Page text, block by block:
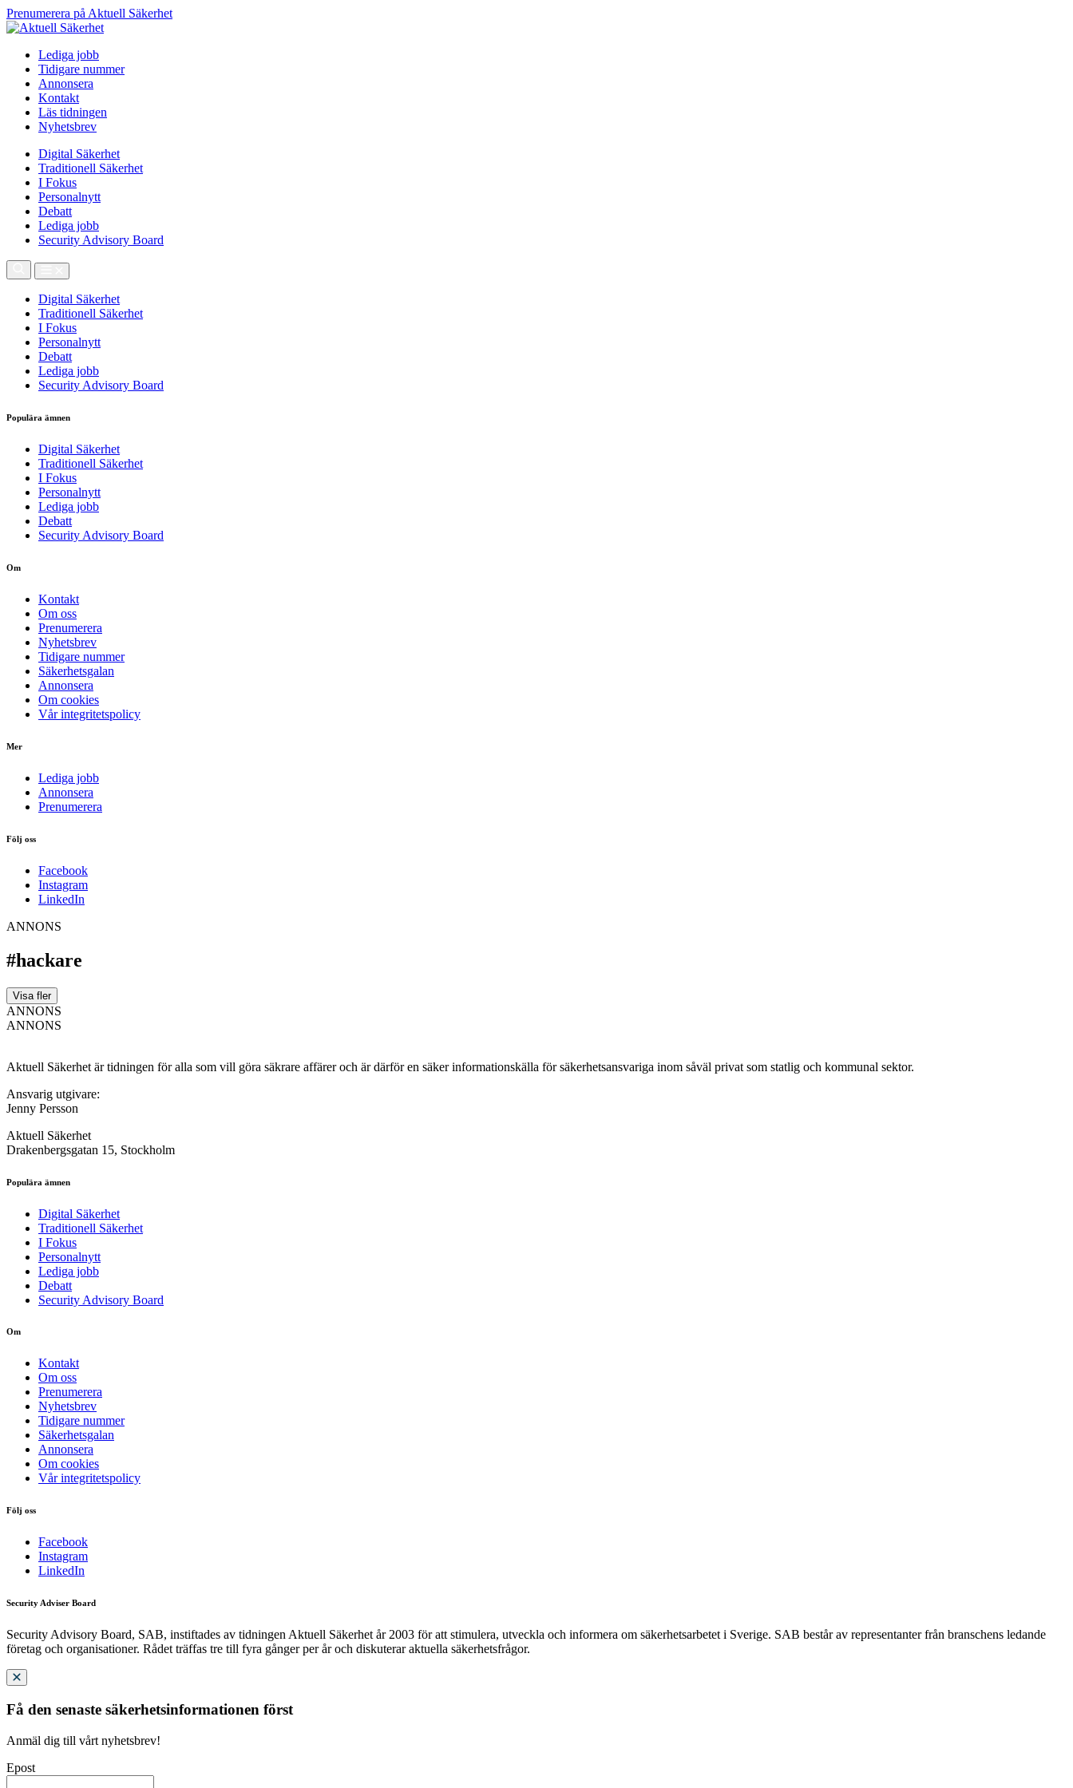
Prenumerera på Aktuell Säkerhet
Lediga jobb
Tidigare nummer
Annonsera
Kontakt
Läs tidningen
Nyhetsbrev
Digital Säkerhet
Traditionell Säkerhet
I Fokus
Personalnytt
Debatt
Lediga jobb
Security Advisory Board
Digital Säkerhet
Traditionell Säkerhet
I Fokus
Personalnytt
Debatt
Lediga jobb
Security Advisory Board
Populära ämnen
Digital Säkerhet
Traditionell Säkerhet
I Fokus
Personalnytt
Lediga jobb
Debatt
Security Advisory Board
Om
Kontakt
Om oss
Prenumerera
Nyhetsbrev
Tidigare nummer
Säkerhetsgalan
Annonsera
Om cookies
Vår integritetspolicy
Mer
Lediga jobb
Annonsera
Prenumerera
Följ oss
Facebook
Instagram
LinkedIn
ANNONS
#hackare
Visa fler
ANNONS
ANNONS
Aktuell Säkerhet är tidningen för alla som vill göra säkrare affärer och är därför en säker informationskälla för säkerhets­ansvariga inom såväl privat som statlig och kommunal sektor.
Ansvarig utgivare:
Jenny Persson
Aktuell Säkerhet
Drakenbergsgatan 15, Stockholm
Populära ämnen
Digital Säkerhet
Traditionell Säkerhet
I Fokus
Personalnytt
Lediga jobb
Debatt
Security Advisory Board
Om
Kontakt
Om oss
Prenumerera
Nyhetsbrev
Tidigare nummer
Säkerhetsgalan
Annonsera
Om cookies
Vår integritetspolicy
Följ oss
Facebook
Instagram
LinkedIn
Security Adviser Board
Security Advisory Board, SAB, instiftades av tidningen Aktuell Säkerhet år 2003 för att stimulera, utveckla och informera om säkerhetsarbetet i Sverige. SAB består av representanter från branschens ledande
företag och organisationer. Rådet träffas tre till fyra gånger per år och diskuterar aktuella säkerhetsfrågor.
Få den senaste säkerhetsinformationen först
Anmäl dig till vårt nyhetsbrev!
Epost